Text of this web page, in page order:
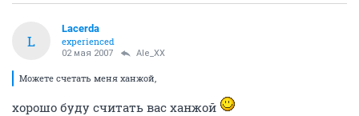
L
Lacerda
experienced
02 мая 2007 Ale_XX
Можете счетать меня ханжой,
хорошо буду считать вас ханжой